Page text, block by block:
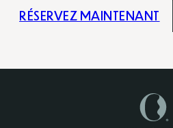
RÉSERVEZ MAINTENANT